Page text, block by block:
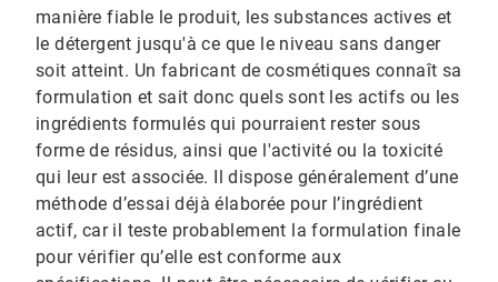
manière fiable le produit, les substances actives et
le détergent jusqu'à ce que le niveau sans danger
soit atteint. Un fabricant de cosmétiques connaît sa
formulation et sait donc quels sont les actifs ou les
ingrédients formulés qui pourraient rester sous
forme de résidus, ainsi que l'activité ou la toxicité
qui leur est associée. Il dispose généralement d’une
méthode d’essai déjà élaborée pour l’ingrédient
actif, car il teste probablement la formulation finale
pour vérifier qu’elle est conforme aux